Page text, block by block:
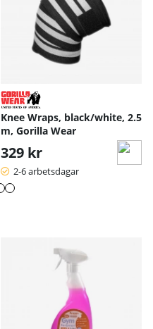
Knee Wraps, black/white, 2.5
m, Gorilla Wear
329 kr
2-6 arbetsdagar